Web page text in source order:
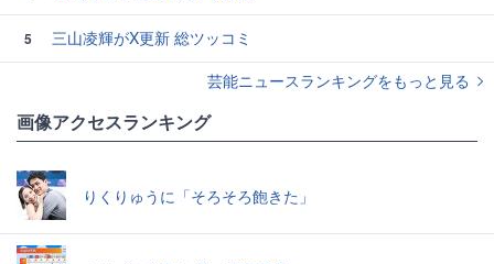
5
三山凌輝がX更新 総ツッコミ
芸能ニュースランキングをもっと見る
画像アクセスランキング
りくりゅうに「そろそろ飽きた」